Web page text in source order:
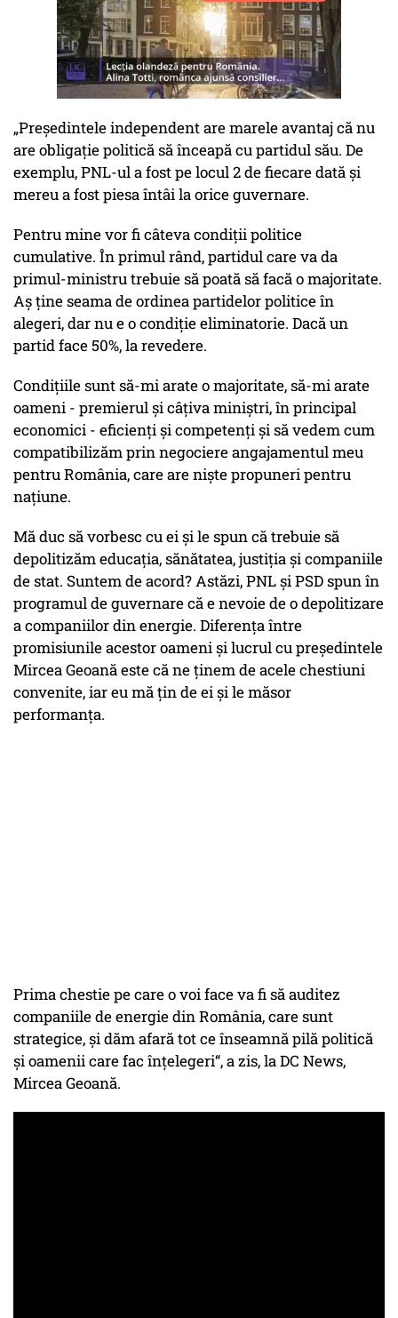
„Președintele independent are marele avantaj că nu
are obligație politică să înceapă cu partidul său. De
exemplu, PNL-ul a fost pe locul 2 de fiecare dată și
mereu a fost piesa întâi la orice guvernare.
Pentru mine vor fi câteva condiții politice
cumulative. În primul rând, partidul care va da
primul-ministru trebuie să poată să facă o majoritate.
Aș ține seama de ordinea partidelor politice în
alegeri, dar nu e o condiție eliminatorie. Dacă un
partid face 50%, la revedere.
Condițiile sunt să-mi arate o majoritate, să-mi arate
oameni - premierul și câțiva miniștri, în principal
economici - eficienți și competenți și să vedem cum
compatibilizăm prin negociere angajamentul meu
pentru România, care are niște propuneri pentru
națiune.
Mă duc să vorbesc cu ei și le spun că trebuie să
depolitizăm educația, sănătatea, justiția și companiile
de stat. Suntem de acord? Astăzi, PNL și PSD spun în
programul de guvernare că e nevoie de o depolitizare
a companiilor din energie. Diferența între
promisiunile acestor oameni și lucrul cu președintele
Mircea Geoană este că ne ținem de acele chestiuni
convenite, iar eu mă țin de ei și le măsor
performanța.
Prima chestie pe care o voi face va fi să auditez
companiile de energie din România, care sunt
strategice, și dăm afară tot ce înseamnă pilă politică
și oamenii care fac înțelegeri“, a zis, la DC News,
Mircea Geoană.